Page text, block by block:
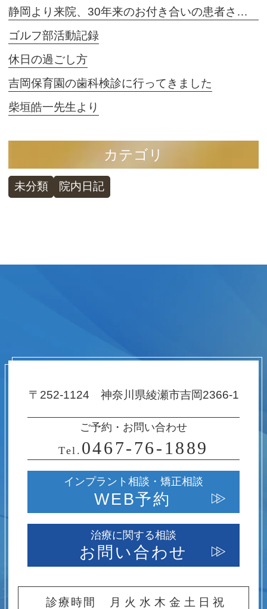
静岡より来院、30年来のお付き合いの患者さまのお話し 2
ゴルフ部活動記録
休日の過ごし方
吉岡保育園の歯科検診に行ってきました
柴垣皓一先生より
カテゴリ
未分類 院内日記
〒252-1124 神奈川県綾瀬市吉岡2366-1
ご予約・お問い合わせ
Tel. 0467-76-1889
インプラント相談・ 矯正相談
WEB予約
治療に関する相談
お問い合わせ
診療時間 月 火 水 木 金 土 日 祝